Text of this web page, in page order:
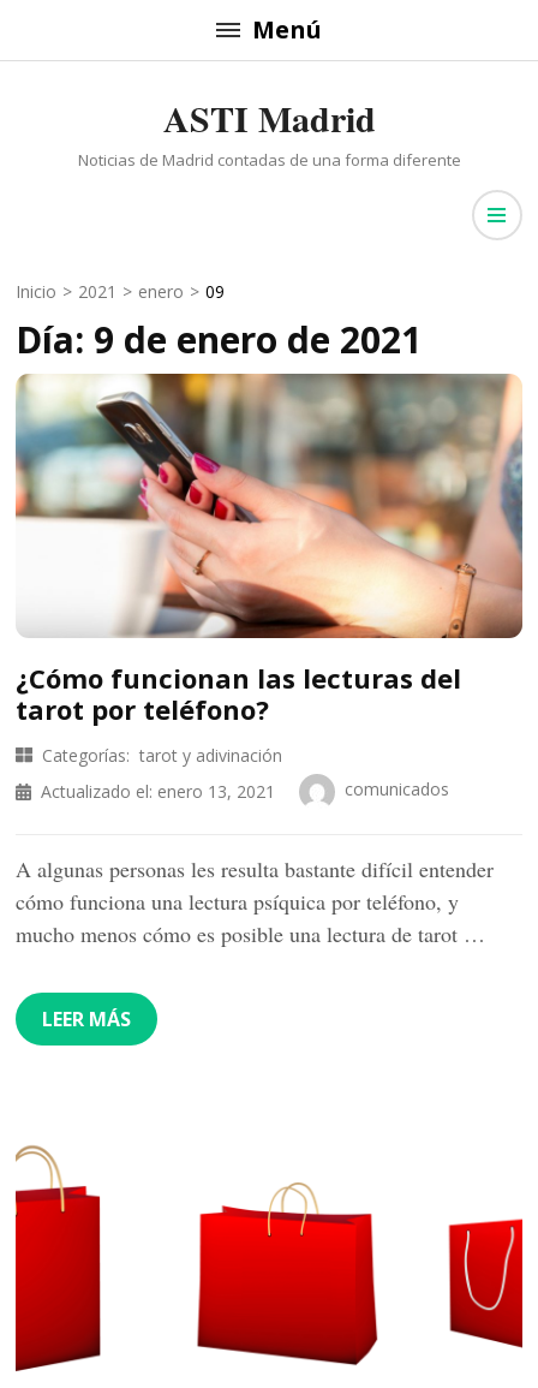
al
Menú
ASTI Madrid
Noticias de Madrid contadas de una forma diferente
Inicio > 2021 > enero > 09
Día: 9 de enero de 2021
¿Cómo funcionan las lecturas del
tarot por teléfono?
Categorías: tarot y adivinación
Actualizado el: enero 13, 2021 comunicados
A algunas personas les resulta bastante difícil entender
cómo funciona una lectura psíquica por teléfono, y
mucho menos cómo es posible una lectura de tarot …
LEER MÁS